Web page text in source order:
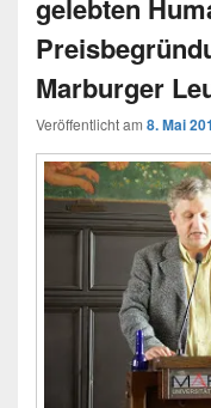
gelebten
Marburger
Veröffentlicht am 8. Mai